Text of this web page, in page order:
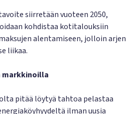
siirretään vuoteen 2050,
kohdistaa kotitalouksiin
alentamiseen, jolloin arjen
liikaa.
markkinoilla
pitää löytyä tahtoa pelastaa
ilman uusia